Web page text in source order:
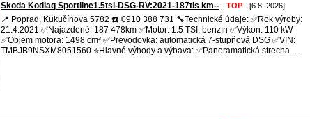
Skoda Kodiaq Sportline1.5tsi-DSG-RV:2021-187tis km-- - TOP - [6.8. 2026]
📍 Poprad, Kukučínova 5782 ☎️ 0910 388 731 🔧Technické údaje: ✅Rok výroby:
21.4.2021 ✅Najazdené: 187 478km ✅Motor: 1.5 TSI, benzín ✅Výkon: 110 kW
✅Objem motora: 1498 cm³ ✅Prevodovka: automatická 7-stupňová DSG ✅VIN:
TMBJB9NSXM8051560 ⭐Hlavné výhody a výbava: ✅Panoramatická strecha ...